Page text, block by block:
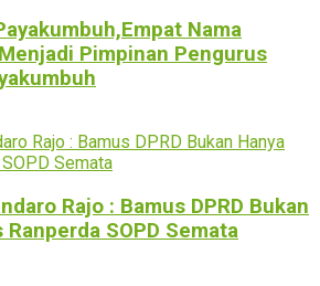
Nama
Pimpinan Pengurus
Rajo : Bamus DPRD Bukan
SOPD Semata